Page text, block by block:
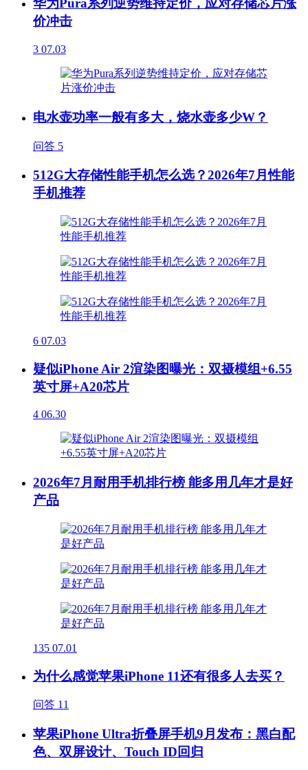
华为Pura系列逆势维持定价，应对存储芯片涨
价冲击
3 07.03
电水壶功率一般有多大，烧水壶多少W？
问答 5
512G大存储性能手机怎么选？2026年7月性能
手机推荐
6 07.03
疑似iPhone Air 2渲染图曝光：双摄模组+6.55
英寸屏+A20芯片
4 06.30
2026年7月耐用手机排行榜 能多用几年才是好
产品
135 07.01
为什么感觉苹果iPhone 11还有很多人去买？
问答 11
苹果iPhone Ultra折叠屏手机9月发布：黑白配
色、双屏设计、Touch ID回归